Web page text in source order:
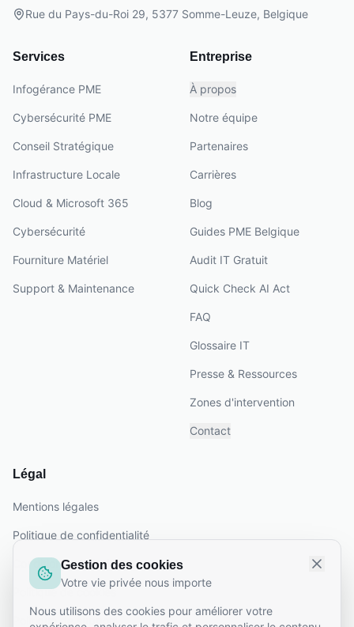
Rue du Pays-du-Roi 29, 5377 Somme-Leuze, Belgique
Services
Infogérance PME
Cybersécurité PME
Conseil Stratégique
Infrastructure Locale
Cloud & Microsoft 365
Cybersécurité
Fourniture Matériel
Support & Maintenance
Entreprise
À propos
Notre équipe
Partenaires
Carrières
Blog
Guides PME Belgique
Audit IT Gratuit
Quick Check AI Act
FAQ
Glossaire IT
Presse & Ressources
Zones d'intervention
Contact
Légal
Mentions légales
Politique de confidentialité
Conditions générales
Politique de cookies
Politique de support
Gestion des cookies
Votre vie privée nous importe
Nous utilisons des cookies pour améliorer votre